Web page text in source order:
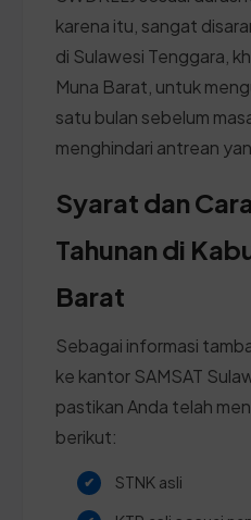
karena itu, sangat
di Sulawesi Tenggara,
Muna Barat, untuk
satu bulan sebelum
menghindari antrean
Syarat dan
Tahunan di
Barat
Sebagai informasi
ke kantor SAMSAT
pastikan Anda telah
berikut:
STNK asli